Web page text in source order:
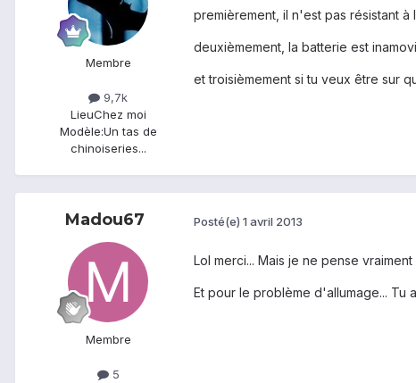
Membre
9,7k
LieuChez moi
Modèle:Un tas de
chinoiseries...
premièrement, il n'est pas résistant
deuxièmement, la batterie est
et troisièmement si tu veux être sur
Madou67
Membre
5
Posté(e) 1 avril 2013
Lol merci... Mais je ne pense
Et pour le problème d'allumage... Tu